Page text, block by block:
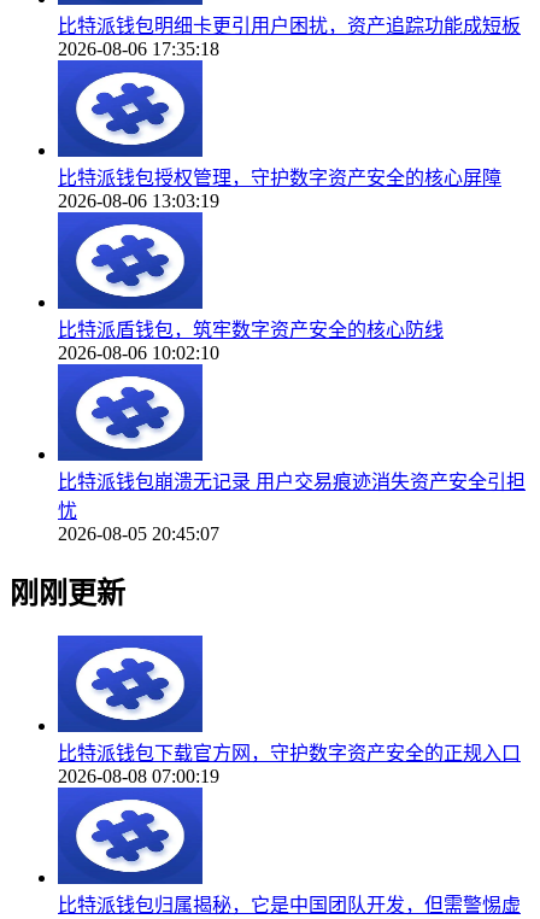
比特派钱包明细卡更引用户困扰，资产追踪功能成短板
2026-08-06 17:35:18
比特派钱包授权管理，守护数字资产安全的核心屏障
2026-08-06 13:03:19
比特派盾钱包，筑牢数字资产安全的核心防线
2026-08-06 10:02:10
比特派钱包崩溃无记录 用户交易痕迹消失资产安全引担
忧
2026-08-05 20:45:07
刚刚更新
比特派钱包下载官方网，守护数字资产安全的正规入口
2026-08-08 07:00:19
比特派钱包归属揭秘，它是中国团队开发，但需警惕虚